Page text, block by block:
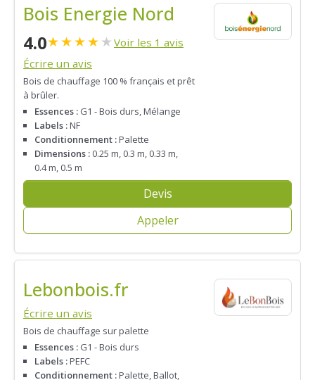
Bois Energie Nord
4.0★★★★★ Voir les 1 avis
Écrire un avis
Bois de chauffage 100 % français et prêt
à brûler.
Essences : G1 - Bois durs, Mélange
Labels :NF
Conditionnement :Palette
Dimensions : 0.25 m, 0.3 m, 0.33 m,
0.4 m, 0.5 m
Devis
Appeler
Lebonbois.fr
Écrire un avis
Bois de chauffage sur palette
Essences : G1 - Bois durs
Labels :PEFC
Conditionnement :Palette, Ballot,